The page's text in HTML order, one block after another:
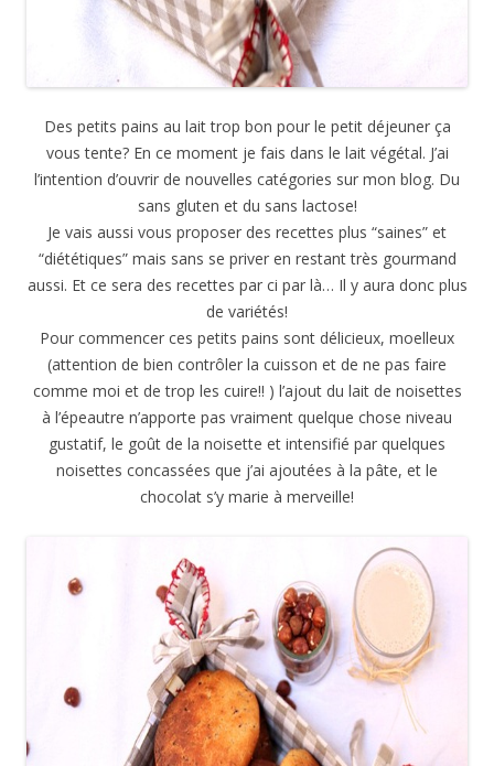
Des petits pains au lait trop bon pour le petit déjeuner ça
vous tente? En ce moment je fais dans le lait végétal. J’ai
l’intention d’ouvrir de nouvelles catégories sur mon blog. Du
sans gluten et du sans lactose!
Je vais aussi vous proposer des recettes plus “saines” et
“diététiques” mais sans se priver en restant très gourmand
aussi. Et ce sera des recettes par ci par là… Il y aura donc plus
de variétés!
Pour commencer ces petits pains sont délicieux, moelleux
(attention de bien contrôler la cuisson et de ne pas faire
comme moi et de trop les cuire!! ) l’ajout du lait de noisettes
à l’épeautre n’apporte pas vraiment quelque chose niveau
gustatif, le goût de la noisette et intensifié par quelques
noisettes concassées que j’ai ajoutées à la pâte, et le
chocolat s’y marie à merveille!